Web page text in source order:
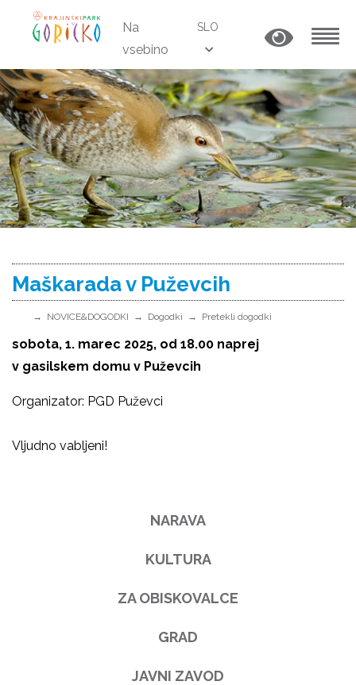
Na
vsebino
SLO
Maškarada v Puževcih
NOVICE&DOGODKI Dogodki Pretekli dogodki
sobota, 1. marec 2025, od 18.00 naprej
v gasilskem domu v Puževcih
Organizator: PGD Puževci
Vljudno vabljeni!
NARAVA
KULTURA
ZA OBISKOVALCE
GRAD
JAVNI ZAVOD